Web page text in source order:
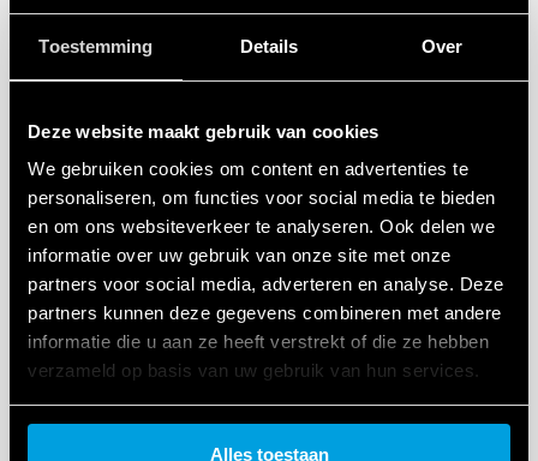
Toestemming Details Over
Deze website maakt gebruik van cookies
We gebruiken cookies om content en advertenties te
personaliseren, om functies voor social media te bieden
en om ons websiteverkeer te analyseren. Ook delen we
informatie over uw gebruik van onze site met onze
partners voor social media, adverteren en analyse. Deze
partners kunnen deze gegevens combineren met andere
informatie die u aan ze heeft verstrekt of die ze hebben
verzameld op basis van uw gebruik van hun services.
Cookie policy.
Alles toestaan